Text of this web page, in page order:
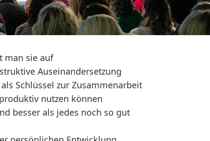
man sie auf
Auseinandersetzung
Schlüssel zur Zusammenarbeit
nutzen können
besser als jedes noch so gut